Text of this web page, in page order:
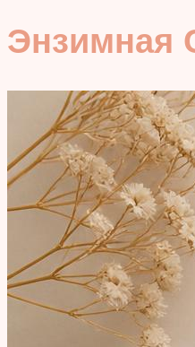
Энзимная